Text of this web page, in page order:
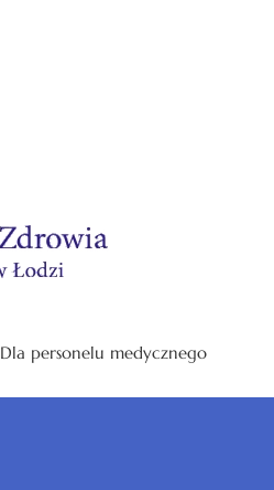
Dla personelu medycznego